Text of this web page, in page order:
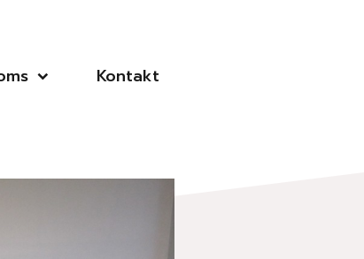
Kontakt